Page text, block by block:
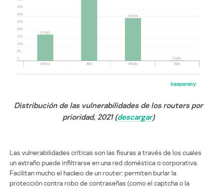
Distribución de las vulnerabilidades de los routers por
prioridad, 2021 (descargar)
Las vulnerabilidades críticas son las fisuras a través de los cuales
un extraño puede infiltrarse en una red doméstica o corporativa.
Facilitan mucho el hackeo de un router: permiten burlar la
protección contra robo de contraseñas (como el captcha o la